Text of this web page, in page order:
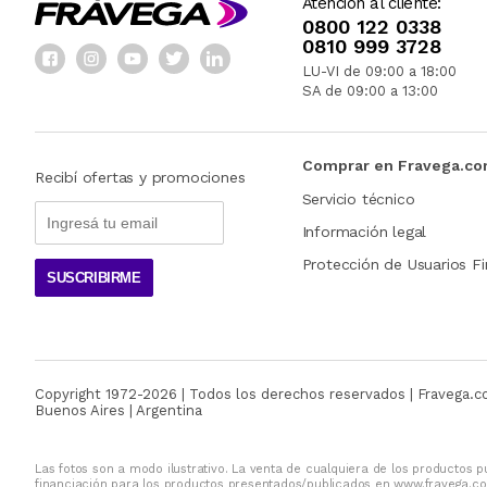
0800 122 0338
0810 999 3728
LU-VI de 09:00 a 18:00
SA de 09:00 a 13:00
Recibí ofertas y promociones
SUSCRIBIRME
Comprar en
Servicio técnico
Información legal
Protección de Usuarios
Copyright 1972-2026 | Todos los derechos reservados |
Buenos Aires | Argentina
Las fotos son a modo ilustrativo. La venta de cualquiera de los productos